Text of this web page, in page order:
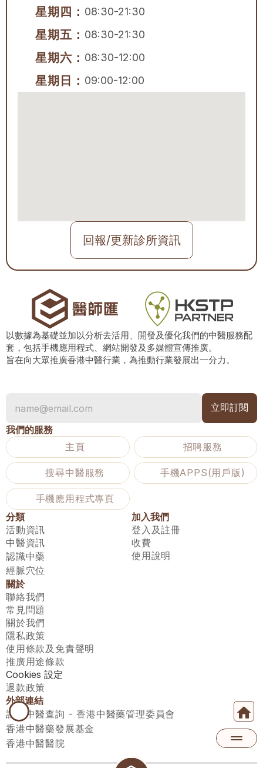
星期四： 08:30-21:30
星期五： 08:30-21:30
星期六： 08:30-12:00
星期日： 09:00-12:00
回報/更新診所資訊
以數據為基礎並加以分析去活用、開發及優化我們的中醫服務配
套，包括手機應用程式、網站開發及多媒體宣傳推廣。
旨在向大眾推廣香港中醫行業，為推動行業發展出一分力。
我們的服務
主頁
招聘服務
搜尋中醫服務 手機APPS(用戶版)
手機應用程式專頁
分類
活動資訊
中醫資訊
認識中藥
經脈穴位
加入我們
登入及註冊
收費
使用說明
關於
聯絡我們
常見問題
關於我們
隱私政策
使用條款及免責聲明
推廣用途條款
Cookies 設定
退款政策
外部連結
註冊中醫查詢 - 香港中醫藥管理委員會
香港中醫藥發展基金
香港中醫醫院